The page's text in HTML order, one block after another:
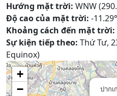
Hướng mặt trời: WNW
Độ cao của mặt trời: -11.29°
Khoảng cách đến mặt trời:
Sự kiện tiếp theo: Thứ Tư,
Equinox)
ปากเ
+
−